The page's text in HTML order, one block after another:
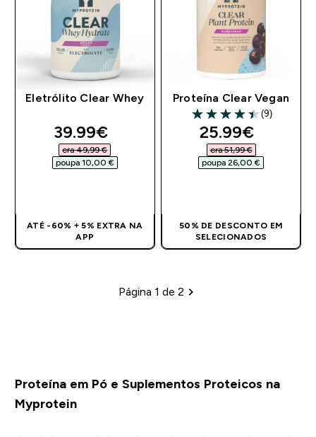
Eletrólito Clear Whey
discounted price
39.99€‎
era 49,99 €‎
poupa 10,00 €‎
ATÉ -60% + 5% EXTRA NA
APP
Proteína Clear Vegan
4.44 out of 5 stars
(9)
discounted
25.99€‎
era 51,99 €‎
poupa 26,00 €‎
50% DE DESCONTO EM
SELECIONADOS
Paginação
Página 1 de 2
Proteína em Pó e Suplementos Proteicos na
Myprotein